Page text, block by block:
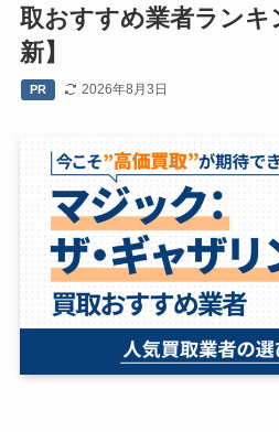
取おすすめ業者ランキ
新】
PR 2026年8月3日